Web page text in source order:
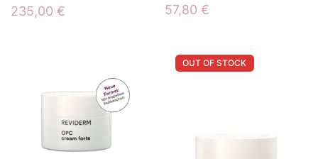
235,00 € 57,80 €
OUT OF STOCK